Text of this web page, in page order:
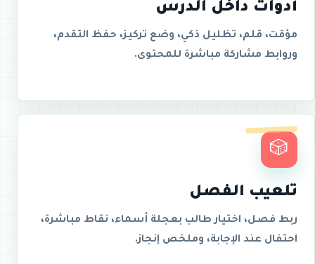
أدوات داخل الدرس
مؤقت، قلم، تظليل ذكي، وضع تركيز، حفظ التقدم،
وروابط مشاركة مباشرة للمحتوى.
🎲
تلعيب الفصل
ربط فصل، اختيار طالب بعجلة أسماء، نقاط مباشرة،
احتفال عند الإجابة، وملخص إنجاز.